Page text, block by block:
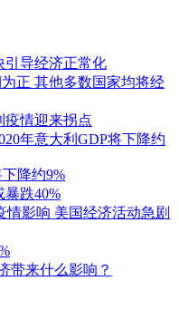
引导经济正常化
正 其他多数国家均将经
疫情迎来拐点
年意大利GDP将下降约
降约9%
跌40%
情影响 美国经济活动急剧
带来什么影响？